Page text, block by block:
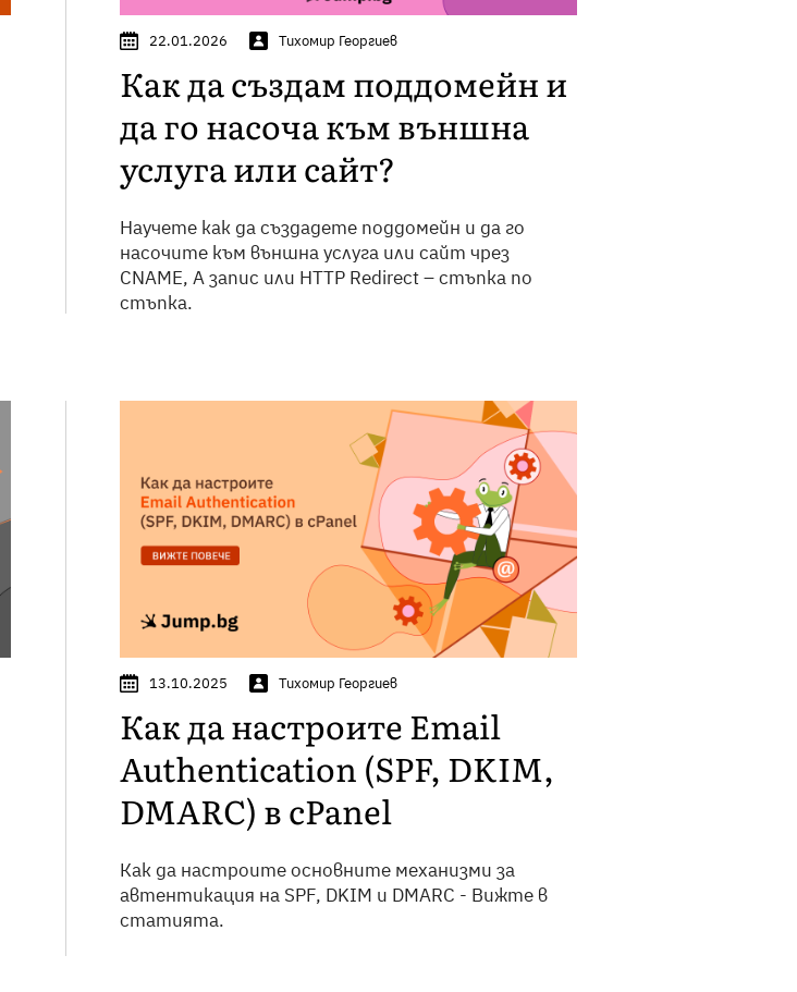
22.01.2026 Тихомир Георгиев
Как да създам поддомейн и
да го насоча към външна
услуга или сайт?
Научете как да създадете поддомейн и да го
насочите към външна услуга или сайт чрез
CNAME, A запис или HTTP Redirect – стъпка по
стъпка.
13.10.2025 Тихомир Георгиев
Как да настроите Email
Authentication (SPF, DKIM,
DMARC) в cPanel
Как да настроите основните механизми за
автентикация на SPF, DKIM и DMARC - Вижте в
статията.